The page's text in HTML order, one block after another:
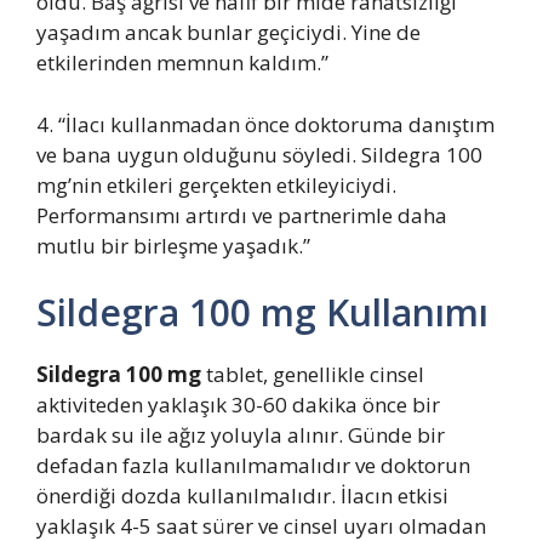
yaşadım ancak bunlar geçiciydi. Yine de
etkilerinden memnun kaldım.”
4. “İlacı kullanmadan önce doktoruma danıştım
ve bana uygun olduğunu söyledi. Sildegra 100
mg’nin etkileri gerçekten etkileyiciydi.
Performansımı artırdı ve partnerimle daha
mutlu bir birleşme yaşadık.”
Sildegra 100 mg Kullanımı
Sildegra 100 mgtablet, genellikle cinsel
aktiviteden yaklaşık 30-60 dakika önce bir
bardak su ile ağız yoluyla alınır. Günde bir
defadan fazla kullanılmamalıdır ve doktorun
önerdiği dozda kullanılmalıdır. İlacın etkisi
yaklaşık 4-5 saat sürer ve cinsel uyarı olmadan